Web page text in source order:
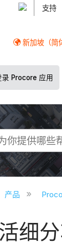
支持
新加坡（简
录 Procore 应用
缩全局层次
产品
细